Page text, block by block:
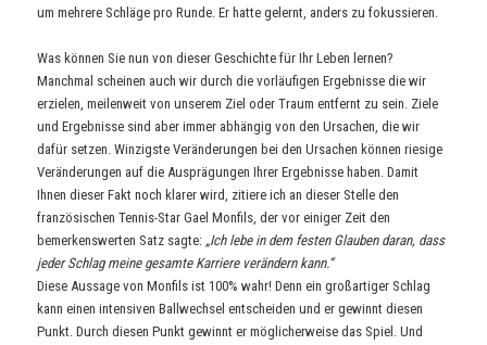
um mehrere Schläge pro Runde. Er hatte gelernt, anders zu fokussieren.
Was können Sie nun von dieser Geschichte für Ihr Leben lernen?
Manchmal scheinen auch wir durch die vorläufigen Ergebnisse die wir
erzielen, meilenweit von unserem Ziel oder Traum entfernt zu sein. Ziele
und Ergebnisse sind aber immer abhängig von den Ursachen, die wir
dafür setzen. Winzigste Veränderungen bei den Ursachen können riesige
Veränderungen auf die Ausprägungen Ihrer Ergebnisse haben. Damit
Ihnen dieser Fakt noch klarer wird, zitiere ich an dieser Stelle den
französischen Tennis-Star Gael Monfils, der vor einiger Zeit den
bemerkenswerten Satz sagte: „Ich lebe in dem festen Glauben daran, dass
jeder Schlag meine gesamte Karriere verändern kann.“
Diese Aussage von Monfils ist 100% wahr! Denn ein großartiger Schlag
kann einen intensiven Ballwechsel entscheiden und er gewinnt diesen
Punkt. Durch diesen Punkt gewinnt er möglicherweise das Spiel. Und